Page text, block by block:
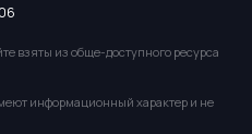
взяты из обще-доступного ресурса
информационный характер и не